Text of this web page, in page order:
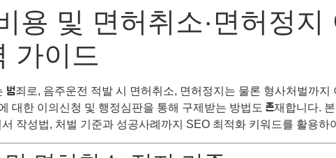
용 및 면허취소·면허정
가이드
범죄로, 음주운전 적발 시 면허취소, 면허정지는 물론 형사처벌까
대한 이의신청 및 행정심판을 통해 구제받는 방법도 존재합니다.
작성법, 처벌 기준과 성공사례까지 SEO 최적화 키워드를 활용하